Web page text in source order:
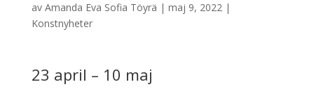
av Amanda Eva Sofia Töyrä | maj 9, 2022|
Konstnyheter
23 april – 10 maj